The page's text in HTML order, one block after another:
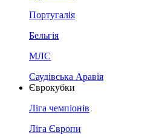
Португалія
Бельгія
МЛС
Саудівська Аравія
Єврокубки
Ліга чемпіонів
Ліга Європи